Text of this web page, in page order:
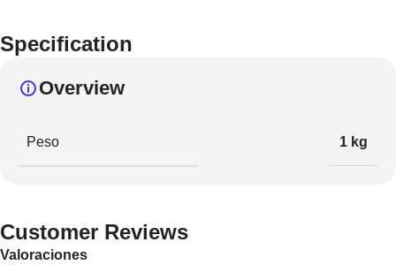
Specification
Overview
Peso 1 kg
Customer Reviews
Valoraciones